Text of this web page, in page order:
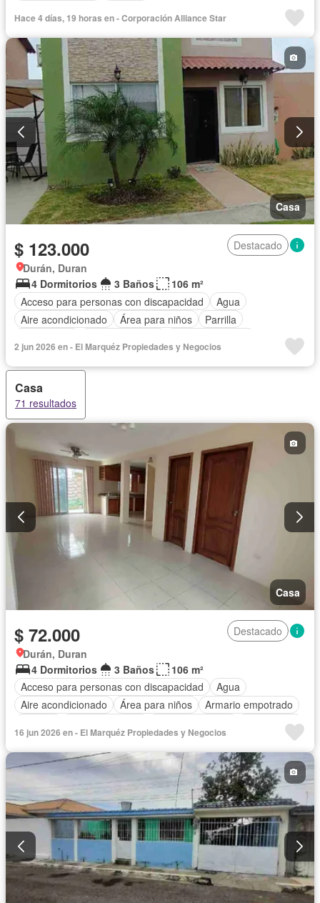
Hace 4 días, 19 horas en - Corporación Alliance Star
Casa
$ 123.000
Destacado
Durán, Duran
4 Dormitorios
3 Baños
106 m²
Acceso para personas con discapacidad
Agua
Aire acondicionado
Área para niños
Parrilla
Electricidad
Estacionamiento
Garita de guardianía
Jardín
Patio Piscina Conserje
Seguridad
Sin amoblar
2 jun 2026 en - El Marquéz Propiedades y Negocios
Casa
71 resultados
Casa
$ 72.000
Destacado
Durán, Duran
4 Dormitorios
3 Baños
106 m²
Acceso para personas con discapacidad
Agua
Aire acondicionado
Área para niños
Armario empotrado
Electricidad
Estacionamiento
Garita de guardianía Jardín
Piscina
Seguridad Sin amoblar
16 jun 2026 en - El Marquéz Propiedades y Negocios